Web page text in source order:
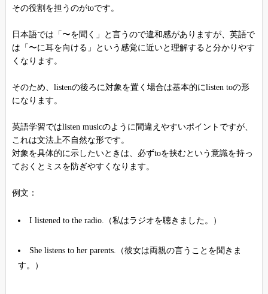
その役割を担うのがtoです。
日本語では「〜を聞く」と言うので違和感がありますが、英語で
は「〜に耳を向ける」という感覚に近いと理解すると分かりやす
くなります。
そのため、listenの後ろに対象を置く場合は基本的にlisten toの形
になります。
英語学習ではlisten musicのように間違えやすいポイントですが、
これは文法上不自然な形です。
対象を具体的に示したいときは、必ずtoを挟むという意識を持っ
ておくとミスを防ぎやすくなります。
例文：
I listened to the radio.（私はラジオを聴きました。）
She listens to her parents.（彼女は両親の言うことを聞きま
す。）